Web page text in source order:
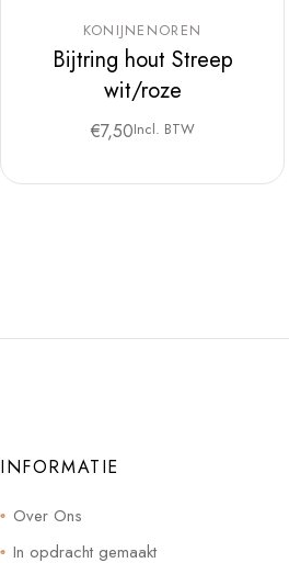
KONIJNENOREN
Bijtring hout Streep
wit/roze
€7,50Incl. BTW
INFORMATIE
Over Ons
In opdracht gemaakt